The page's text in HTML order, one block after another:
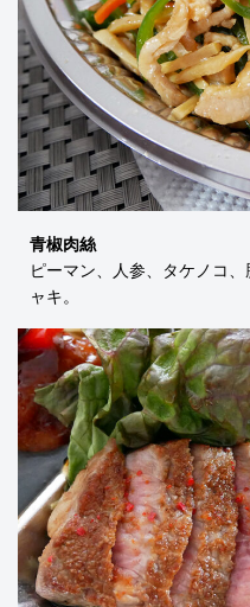
青椒肉絲
ピーマン、人参、タケノコ
ャキ。